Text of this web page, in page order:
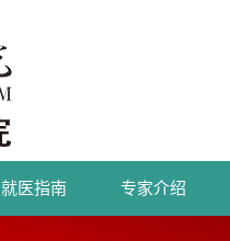
就医指南 专家介绍